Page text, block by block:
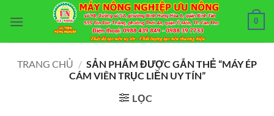
qua
0
TRANG CHỦ / SẢN PHẨM ĐƯỢC GẮN THẺ “MÁY ÉP
CÁM VIÊN TRỤC LIỀN UY TÍN”
LỌC